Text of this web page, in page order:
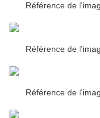
Référence de
Référence de
Référence de